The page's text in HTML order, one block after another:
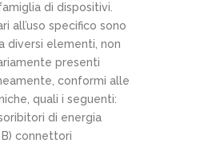
di dispositivi.
all’uso specifico sono
diversi elementi, non
presenti
conformi alle
quali i seguenti:
di energia
B) connettori